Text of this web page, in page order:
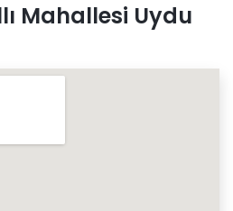
Mahallesi Uydu